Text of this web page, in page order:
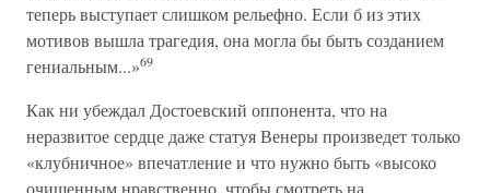
теперь выступает слишком рельефно. Если б из этих
мотивов вышла трагедия, она могла бы быть созданием
гениальным...»69
Как ни убеждал Достоевский оппонента, что на
неразвитое сердце даже статуя Венеры произведет только
«клубничное» впечатление и что нужно быть «высоко
очищенным нравственно, чтобы смотреть на